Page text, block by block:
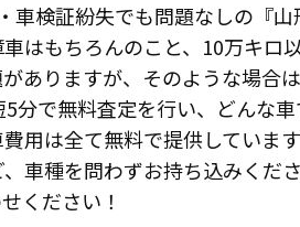
検証紛失でも問題なしの『山
はもちろんのこと、10万キロ
ありますが、そのような場合
分で無料査定を行い、どんな
用は全て無料で提供していま
車種を問わずお持ち込みくだ
ください！